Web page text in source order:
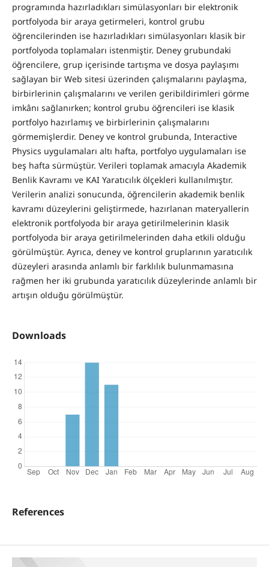
programında hazırladıkları simülasyonları bir elektronik
portfolyoda bir araya getirmeleri, kontrol grubu
öğrencilerinden ise hazırladıkları simülasyonları klasik bir
portfolyoda toplamaları istenmiştir. Deney grubundaki
öğrencilere, grup içerisinde tartışma ve dosya paylaşımı
sağlayan bir Web sitesi üzerinden çalışmalarını paylaşma,
birbirlerinin çalışmalarını ve verilen geribildirimleri görme
imkânı sağlanırken; kontrol grubu öğrencileri ise klasik
portfolyo hazırlamış ve birbirlerinin çalışmalarını
görmemişlerdir. Deney ve kontrol grubunda, Interactive
Physics uygulamaları altı hafta, portfolyo uygulamaları ise
beş hafta sürmüştür. Verileri toplamak amacıyla Akademik
Benlik Kavramı ve KAI Yaratıcılık ölçekleri kullanılmıştır.
Verilerin analizi sonucunda, öğrencilerin akademik benlik
kavramı düzeylerini geliştirmede, hazırlanan materyallerin
elektronik portfolyoda bir araya getirilmelerinin klasik
portfolyoda bir araya getirilmelerinden daha etkili olduğu
görülmüştür. Ayrıca, deney ve kontrol gruplarının yaratıcılık
düzeyleri arasında anlamlı bir farklılık bulunmamasına
rağmen her iki grubunda yaratıcılık düzeylerinde anlamlı bir
artışın olduğu görülmüştür.
Downloads
References